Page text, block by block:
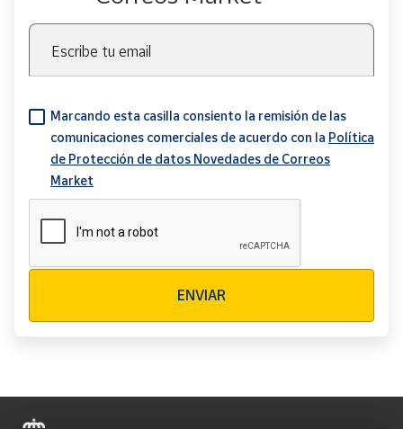
Escribe tu email
Marcando esta casilla consiento la remisión de las
comunicaciones comerciales de acuerdo con la Política
de Protección de datos Novedades de Correos
Market
ENVIAR